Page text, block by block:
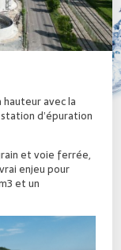
hauteur avec la
d’épuration
et voie ferrée,
enjeu pour
et un